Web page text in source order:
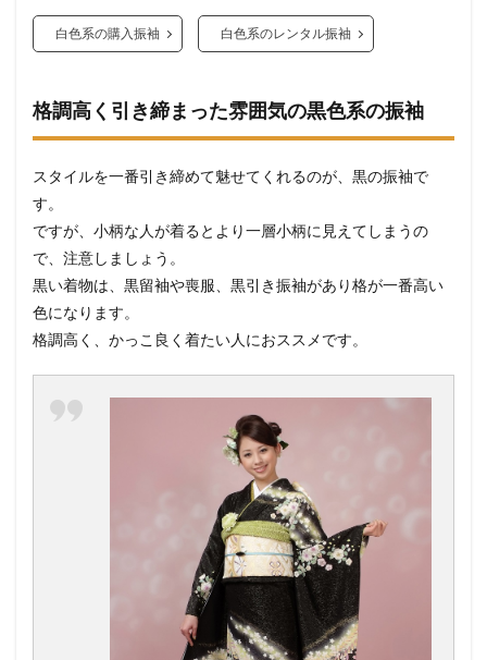
白色系の購入振袖 白色系のレンタル振袖
格調高く引き締まった雰囲気の黒色系の振袖
スタイルを一番引き締めて魅せてくれるのが、黒の振袖で
す。
ですが、小柄な人が着るとより一層小柄に見えてしまうの
で、注意しましょう。
黒い着物は、黒留袖や喪服、黒引き振袖があり格が一番高い
色になります。
格調高く、かっこ良く着たい人におススメです。